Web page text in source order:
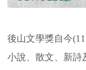
後山文學獎自今
小說、散文、新詩